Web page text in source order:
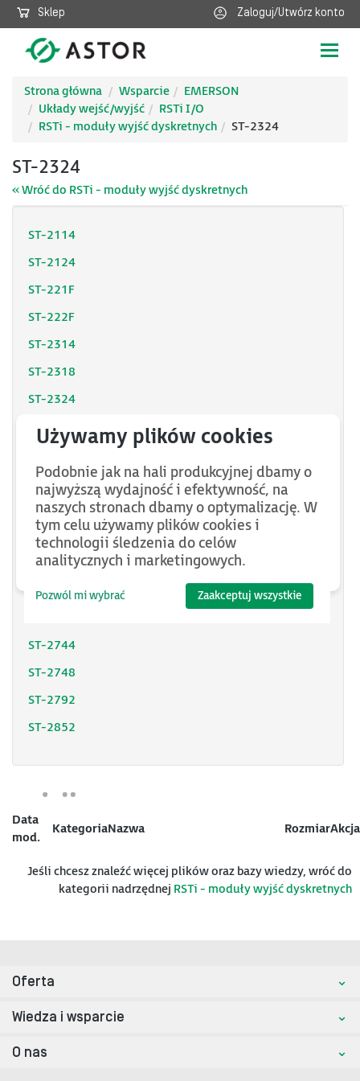
Sklep Zaloguj/Utwórz konto
Strona główna
Wsparcie
EMERSON
Układy wejść/wyjść
RSTi I/O
RSTi - moduły wyjść dyskretnych
ST-2324
ST-2324
« Wróć do RSTi - moduły wyjść dyskretnych
ST-2114
ST-2124
ST-221F
ST-222F
ST-2314
ST-2318
ST-2324
ST-2328
ST-2424
ST-2514
ST-2524
ST-2614
ST-2624
ST-2744
ST-2748
ST-2792
ST-2852
Data
mod.
KategoriaNazwa RozmiarAkcja
Jeśli chcesz znaleźć więcej plików oraz bazy wiedzy, wróć do
kategorii nadrzędnej RSTi - moduły wyjść dyskretnych
Oferta
Wiedza i wsparcie
O nas
Podobnie jak na hali produkcyjnej dbamy o
najwyższą wydajność i efektywność, na
naszych stronach dbamy o optymalizację. W
tym celu używamy plików cookies i
technologii śledzenia do celów
analitycznych i marketingowych.
Pozwól mi wybrać Zaakceptuj wszystkie